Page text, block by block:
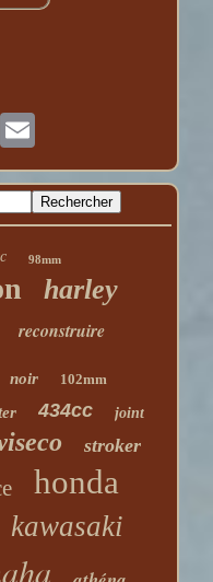
98mm
harley
reconstruire
noir 102mm
434cc joint
stroker
honda
kawasaki